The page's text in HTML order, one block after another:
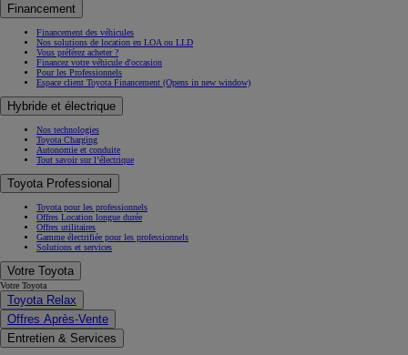
Financement
Financement des véhicules
Nos solutions de location en LOA ou LLD
Vous préférez acheter ?
Financez votre véhicule d'occasion
Pour les Professionnels
Espace client Toyota Financement (Opens in new window)
Hybride et électrique
Nos technologies
Toyota Charging
Autonomie et conduite
Tout savoir sur l’électrique
Toyota Professional
Toyota pour les professionnels
Offres Location longue durée
Offres utilitaires
Gamme électrifiée pour les professionnels
Solutions et services
Votre Toyota
Votre Toyota
Toyota Relax
Offres Après-Vente
Entretien & Services